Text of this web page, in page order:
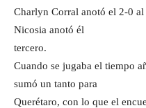
Charlyn Corral anotó el 2-0 al
Nicosia anotó él
tercero.
Cuando se jugaba el tiempo
sumó un tanto para
Querétaro, con lo que el